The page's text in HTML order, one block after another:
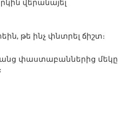
վերանայել
թե ինչ փնտրել ճիշտ։
փաստաբաններից մեկը